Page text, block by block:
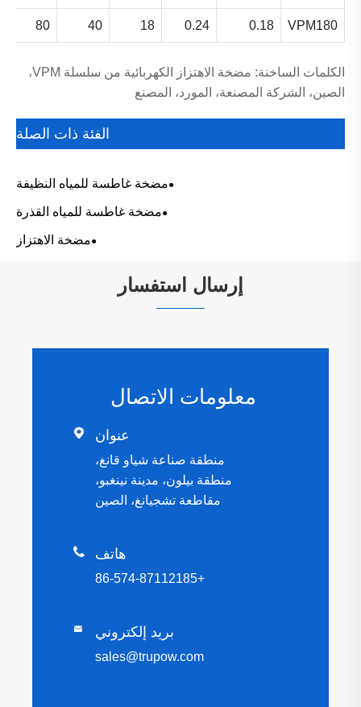
VPM180
0.18
0.24
18
40
80
الكلمات الساخنة: مضخة الاهتزاز الكهربائية من سلسلة VPM،
الصين، الشركة المصنعة، المورد، المصنع
الفئة ذات الصلة
مضخة غاطسة للمياه النظيفة
مضخة غاطسة للمياه القذرة
مضخة الاهتزاز
إرسال استفسار
معلومات الاتصال
 عنوان
منطقة صناعة شياو قانغ،
منطقة بيلون، مدينة نينغبو،
مقاطعة تشجيانغ، الصين
 هاتف
+86-574-87112185
 بريد إلكتروني
sales@trupow.com